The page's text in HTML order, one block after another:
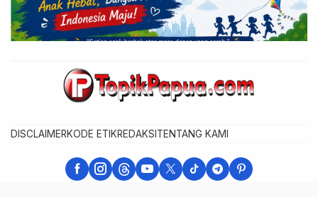
DISCLAIMERKODE ETIKREDAKSI TENTANG KAMI